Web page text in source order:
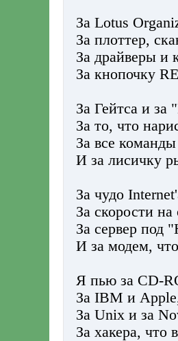
За Lotus
За плоттер,
За драйверы и
За кнопочку
За Гейтса и
За то, что
За все
И за лисичку
За чудо
За скорости
За сервер под
И за модем,
Я пью за CD-
За IBM и
За Unix и за
За хакера, что